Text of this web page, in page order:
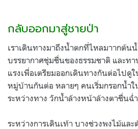
กลับออกมาสู่ชายป่า
เราเดินทางมาถึงน้ำตกที่ไหลมาากต้น
บรรยากาศชุ่มชื่นของธรรมชาติ และท
แรงเพื่อเตรียมออกเดินทางกันต่อไปดู
หมู่บ้านกันต่อ หลายๆ คนเริ่มกรอกน้ำใ
ระหว่างทาง วักน้ำล้างหน้าล้างตาชื่นฉ่ำ
ระหว่างการเดินเท้า บางช่วงพงไม้แ